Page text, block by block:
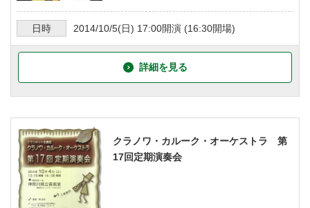
日時 2014/10/5(日) 17:00開演 (16:30開場)
詳細を見る
クラノワ・カルーク・オーケストラ 第
17回定期演奏会